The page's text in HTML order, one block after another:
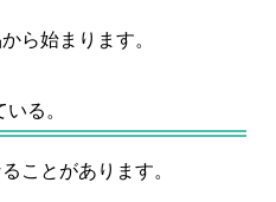
ら始まります。
る。
ことがあります。